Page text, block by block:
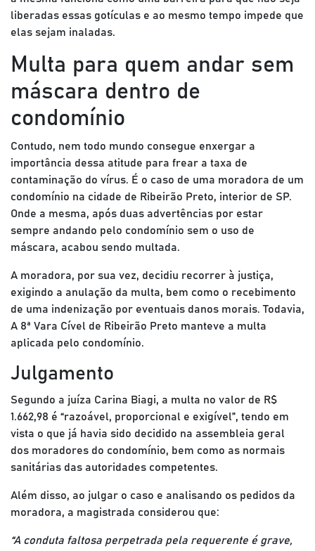
liberadas essas gotículas e ao mesmo tempo impede que
elas sejam inaladas.
Multa para quem andar sem
máscara dentro de
condomínio
Contudo, nem todo mundo consegue enxergar a
importância dessa atitude para frear a taxa de
contaminação do vírus. É o caso de uma moradora de um
condomínio na cidade de Ribeirão Preto, interior de SP.
Onde a mesma, após duas advertências por estar
sempre andando pelo condomínio sem o uso de
máscara, acabou sendo multada.
A moradora, por sua vez, decidiu recorrer à justiça,
exigindo a anulação da multa, bem como o recebimento
de uma indenização por eventuais danos morais. Todavia,
A 8ª Vara Cível de Ribeirão Preto manteve a multa
aplicada pelo condomínio.
Julgamento
Segundo a juíza Carina Biagi, a multa no valor de R$
1.662,98 é “razoável, proporcional e exigível”, tendo em
vista o que já havia sido decidido na assembleia geral
dos moradores do condomínio, bem como as normais
sanitárias das autoridades competentes.
Além disso, ao julgar o caso e analisando os pedidos da
moradora, a magistrada considerou que:
“A conduta faltosa perpetrada pela requerente é grave,